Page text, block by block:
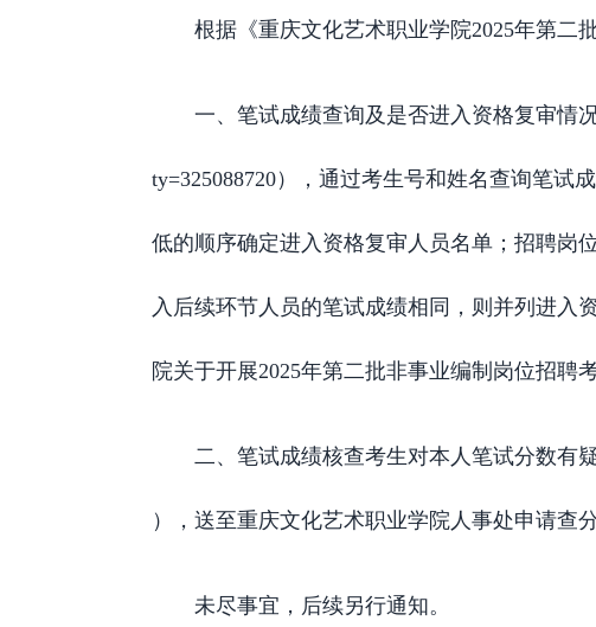
根据《重庆文化艺术职业学院2025年第二
一、笔试成绩查询及是否进入资格复审情
ty=325088720），通过考生号和姓名查询笔试
低的顺序确定进入资格复审人员名单；招聘岗
入后续环节人员的笔试成绩相同，则并列进入
院关于开展2025年第二批非事业编制岗位招聘
二、笔试成绩核查考生对本人笔试分数有
），送至重庆文化艺术职业学院人事处申请查
未尽事宜，后续另行通知。